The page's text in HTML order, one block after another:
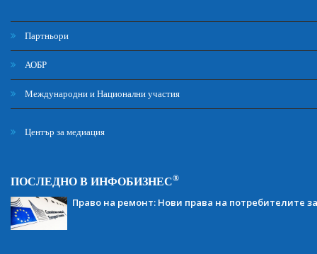
Партньори
АОБР
Международни и Национални участия
Център за медиация
ПОСЛЕДНО В ИНФОБИЗНЕС®
Право на ремонт: Нови права на потребителите